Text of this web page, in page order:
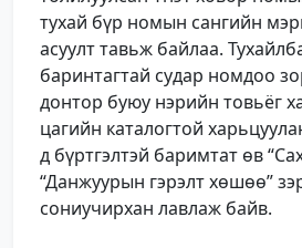
тухай бүр номын сангийн
асуулт тавьж байлаа.
баринтагтай судар номдоо
донтор буюу нэрийн товьёг
цагийн каталогтой
д бүртгэлтэй баримтат өв
“Данжуурын гэрэлт хөшөө”
сониучирхан лавлаж байв.